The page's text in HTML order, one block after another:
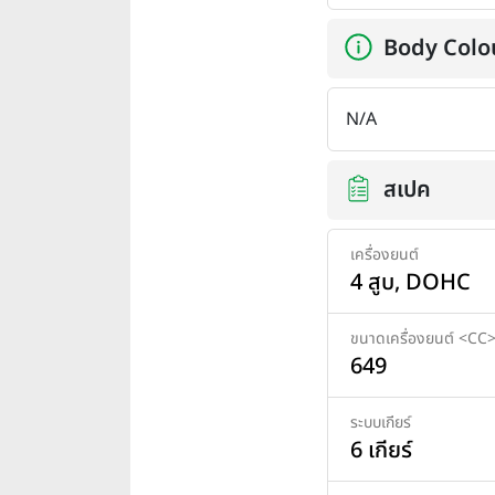
Body
N/A
สเปค
เครื่องยนต์
4 สูบ, DOHC
ขนาดเครื่องยนต์ <CC>
649
ระบบเกียร์
6 เกียร์